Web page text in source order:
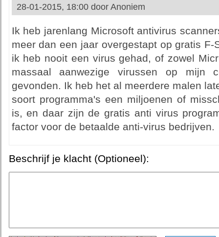
28-01-2015, 18:00 door Anoniem
Ik heb jarenlang Microsoft antivirus
meer dan een jaar overgestapt op gratis
ik heb nooit een virus gehad, of zowel
massaal aanwezige virussen op mijn
gevonden. Ik heb het al meerdere malen
soort programma's een miljoenen of
is, en daar zijn de gratis anti virus
factor voor de betaalde anti-virus bedrijven.
Beschrijf je klacht (Optioneel):